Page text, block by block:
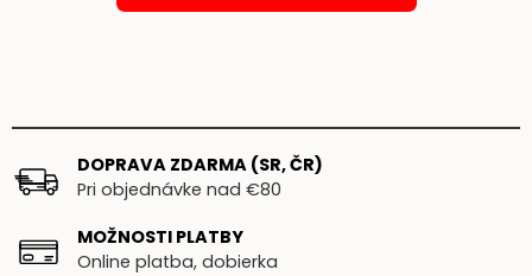
DOPRAVA ZDARMA (SR, ČR)
Pri objednávke nad €80
MOŽNOSTI PLATBY
Online platba, dobierka